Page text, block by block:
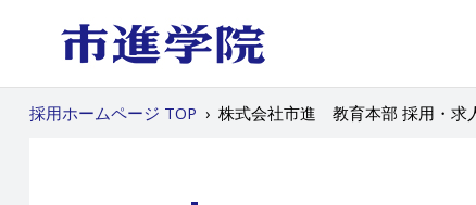
採用ホームページ TOP › 株式会社市進 教育本部 採用・求